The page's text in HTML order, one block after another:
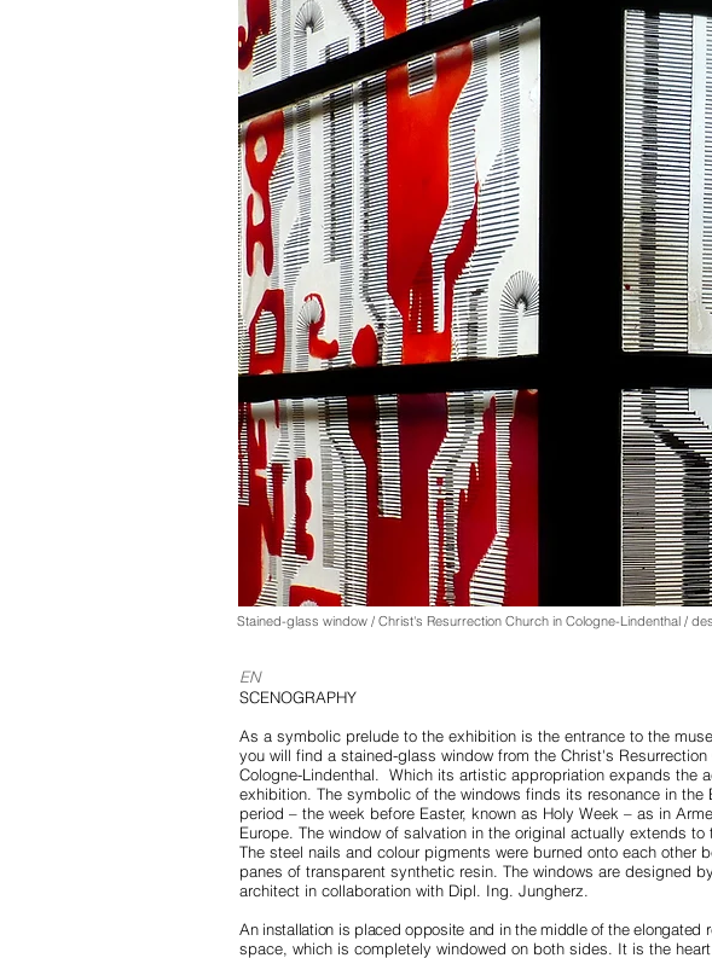
Stained-glass window / Christ's Resurrection Church in Cologne-Lindenthal /
EN
SCENOGRAPHY
As a symbolic prelude to the exhibition is the entrance to the
you will find a stained-glass window from the Christ's Resurrection
Cologne-Lindenthal. Which its artistic appropriation expands the
exhibition. The symbolic of the windows finds its resonance in the
period – the week before Easter, known as Holy Week – as in
Europe. The window of salvation in the original actually extends to
The steel nails and colour pigments were burned onto each other
panes of transparent synthetic resin. The windows are designed
architect in collaboration with Dipl. Ing. Jungherz.
An installation is placed opposite and in the middle of the elongated
space, which is completely windowed on both sides. It is the